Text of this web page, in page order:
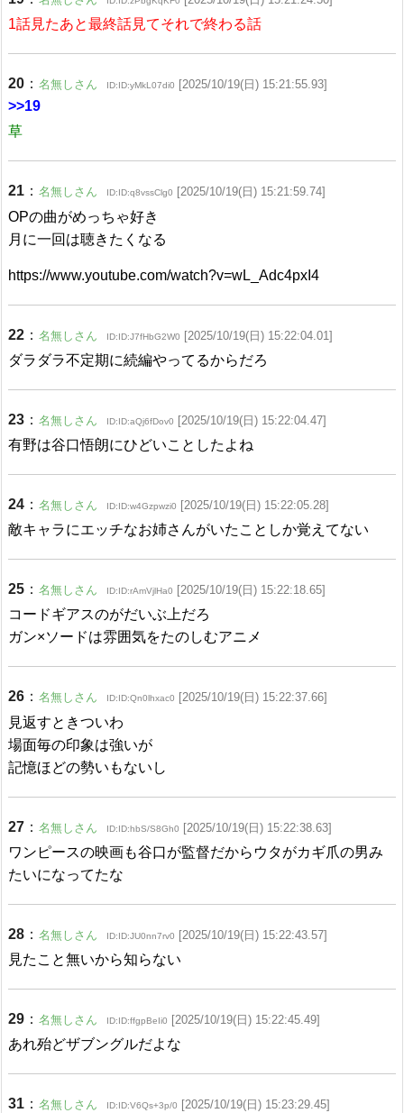
1話見たあと最終話見てそれで終わる話
20 ： 名無しさん ID:ID:yMkL07di0 [2025/10/19(日) 15:21:55.93]
>>19
草
21 ： 名無しさん ID:ID:q8vssClg0 [2025/10/19(日) 15:21:59.74]
OPの曲がめっちゃ好き
月に一回は聴きたくなる
https://www.youtube.com/watch?v=wL_Adc4pxI4
22 ： 名無しさん ID:ID:J7fHbG2W0 [2025/10/19(日) 15:22:04.01]
ダラダラ不定期に続編やってるからだろ
23 ： 名無しさん ID:ID:aQj6fDov0 [2025/10/19(日) 15:22:04.47]
有野は谷口悟朗にひどいことしたよね
24 ： 名無しさん ID:ID:w4Gzpwzi0 [2025/10/19(日) 15:22:05.28]
敵キャラにエッチなお姉さんがいたことしか覚えてない
25 ： 名無しさん ID:ID:rAmVjlHa0 [2025/10/19(日) 15:22:18.65]
コードギアスのがだいぶ上だろ
ガン×ソードは雰囲気をたのしむアニメ
26 ： 名無しさん ID:ID:Qn0lhxac0 [2025/10/19(日) 15:22:37.66]
見返すときついわ
場面毎の印象は強いが
記憶ほどの勢いもないし
27 ： 名無しさん ID:ID:hbS/S8Gh0 [2025/10/19(日) 15:22:38.63]
ワンピースの映画も谷口が監督だからウタがカギ爪の男み
たいになってたな
28 ： 名無しさん ID:ID:JU0nn7rv0 [2025/10/19(日) 15:22:43.57]
見たこと無いから知らない
29 ： 名無しさん ID:ID:ffgpBeIi0 [2025/10/19(日) 15:22:45.49]
あれ殆どザブングルだよな
31 ： 名無しさん ID:ID:V6Qs+3p/0 [2025/10/19(日) 15:23:29.45]